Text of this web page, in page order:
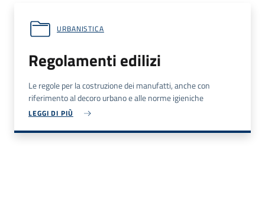
URBANISTICA
Regolamenti edilizi
Le regole per la costruzione dei manufatti, anche con
riferimento al decoro urbano e alle norme igieniche
LEGGI DI PIÙ